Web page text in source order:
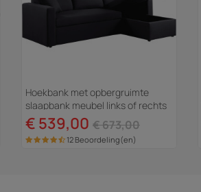
Hoekbank met opbergruimte
slaapbank meubel links of rechts
bank "Alain" - 221 x 145 x 85 cm -
3...
€ 539,00 € 673,00
12 Beoordeling(en)